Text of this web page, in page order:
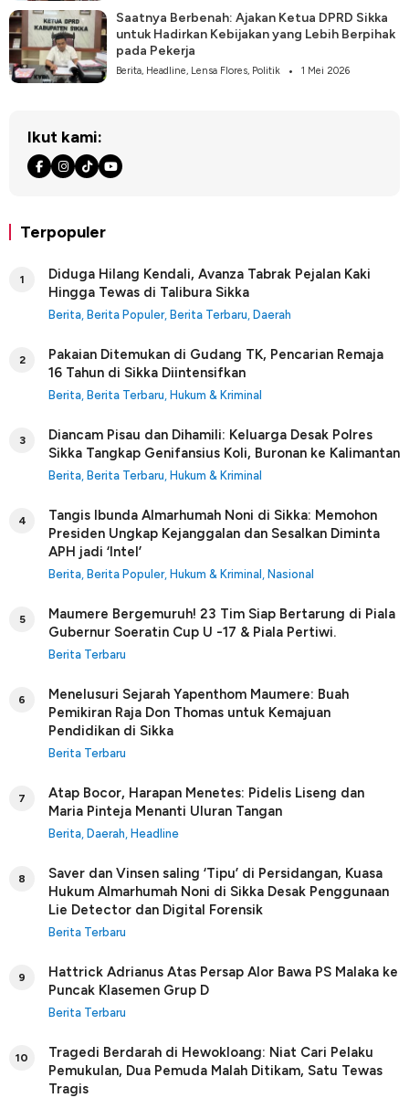
Saatnya Berbenah: Ajakan Ketua DPRD Sikka
untuk Hadirkan Kebijakan yang Lebih Berpihak
pada Pekerja
Berita, Headline, Lensa Flores, Politik 1 Mei 2026
Ikut kami:
Terpopuler
1
Diduga Hilang Kendali, Avanza Tabrak Pejalan Kaki
Hingga Tewas di Talibura Sikka
Berita, Berita Populer, Berita Terbaru, Daerah
2
Pakaian Ditemukan di Gudang TK, Pencarian Remaja
16 Tahun di Sikka Diintensifkan
Berita, Berita Terbaru, Hukum & Kriminal
3
Diancam Pisau dan Dihamili: Keluarga Desak Polres
Sikka Tangkap Genifansius Koli, Buronan ke Kalimantan
Berita, Berita Terbaru, Hukum & Kriminal
4
Tangis Ibunda Almarhumah Noni di Sikka: Memohon
Presiden Ungkap Kejanggalan dan Sesalkan Diminta
APH jadi ‘Intel’
Berita, Berita Populer, Hukum & Kriminal , Nasional
5
Maumere Bergemuruh! 23 Tim Siap Bertarung di Piala
Gubernur Soeratin Cup U -17 & Piala Pertiwi.
Berita Terbaru
6
Menelusuri Sejarah Yapenthom Maumere: Buah
Pemikiran Raja Don Thomas untuk Kemajuan
Pendidikan di Sikka
Berita Terbaru
7
Atap Bocor, Harapan Menetes: Pidelis Liseng dan
Maria Pinteja Menanti Uluran Tangan
Berita, Daerah, Headline
8
Saver dan Vinsen saling ‘Tipu’ di Persidangan, Kuasa
Hukum Almarhumah Noni di Sikka Desak Penggunaan
Lie Detector dan Digital Forensik
Berita Terbaru
9
Hattrick Adrianus Atas Persap Alor Bawa PS Malaka ke
Puncak Klasemen Grup D
Berita Terbaru
10
Tragedi Berdarah di Hewokloang: Niat Cari Pelaku
Pemukulan, Dua Pemuda Malah Ditikam, Satu Tewas
Tragis